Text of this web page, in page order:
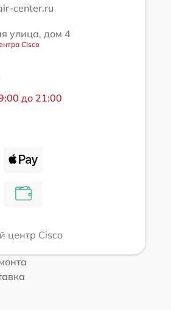
center.ru
улица, дом 4
Cisco
до 21:00
центр Cisco